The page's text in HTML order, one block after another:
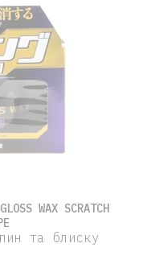
WAX SCRATCH
та блиску